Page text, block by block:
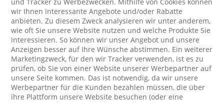
wir Ihnen interessante Angebote und/oder Rabatte
anbieten. Zu diesem Zweck analysieren wir unter anderem,
wie oft Sie unsere Website nutzen und welche Produkte Sie
interessieren. So können wir unser Angebot und unsere
Anzeigen besser auf Ihre Wünsche abstimmen. Ein weiterer
Marketingzweck, für den wir Tracker verwenden, ist es zu
prüfen, ob Sie von einer Website unserer Werbepartner auf
unsere Seite kommen. Das ist notwendig, da wir unsere
Werbepartner für die Kunden bezahlen müssen, die über
ihre Plattform unsere Website besuchen (oder eine